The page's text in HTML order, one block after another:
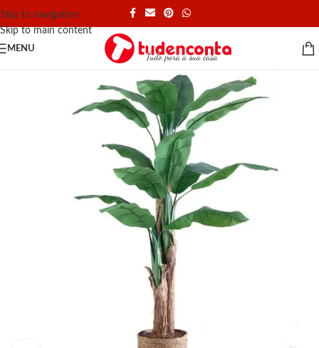
Skip to navigation
Skip to main content
MENU